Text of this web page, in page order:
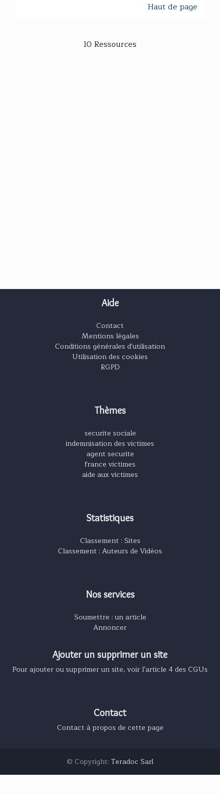
Haut de page
10 Ressources
Aide
Contact
Mentions légales
Conditions générales d'utilisation
Utilisation des cookies
RGPD
Thèmes
securite sociale
indemnisation des victimes
agent securite
france victimes
aide aux victimes
Statistiques
Classement : Sites
Classement : Auteurs de Vidéos
Nos services
Soumettre : un article
Annoncer
Ajouter un supprimer un site
Pour ajouter ou supprimer un site, voir l'article 4 des CGUs
Contact
Contact à propos de cette page
© Copyright: Teradoc Sarl